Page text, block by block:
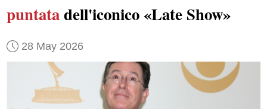
puntatadell'iconico «Late Show»
28 May 2026